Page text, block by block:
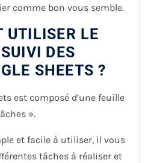
comme bon vous semble.
UTILISER LE
DES
SHEETS?
est composé d’une feuille
».
et facile à utiliser, il vous
tâches à réaliser et